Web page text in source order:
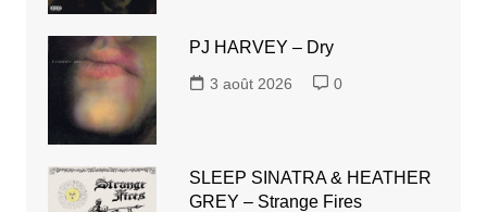
PJ HARVEY – Dry
3 août 2026 0
SLEEP SINATRA & HEATHER
GREY – Strange Fires